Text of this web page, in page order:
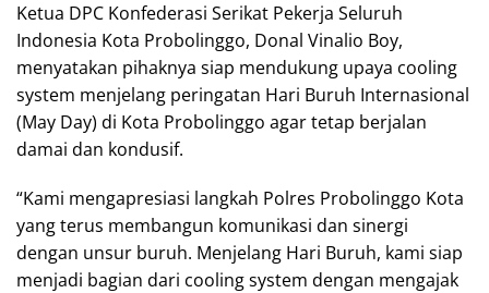
Ketua DPC Konfederasi Serikat Pekerja Seluruh
Indonesia Kota Probolinggo, Donal Vinalio Boy,
menyatakan pihaknya siap mendukung upaya cooling
system menjelang peringatan Hari Buruh Internasional
(May Day) di Kota Probolinggo agar tetap berjalan
damai dan kondusif.
“Kami mengapresiasi langkah Polres Probolinggo Kota
yang terus membangun komunikasi dan sinergi
dengan unsur buruh. Menjelang Hari Buruh, kami siap
menjadi bagian dari cooling system dengan mengajak